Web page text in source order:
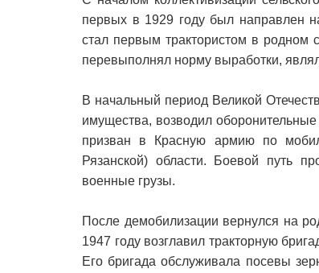
первых в 1929 году был направлен
стал первым трактористом в родном
перевыполнял норму выработки,
В начальный период Великой
имущества, возводил
призван в Красную армию по
Рязанской) области. Боевой путь
военные грузы.
После демобилизации вернулся на
1947 году возглавил тракторную
Его бригада обслуживала посевы